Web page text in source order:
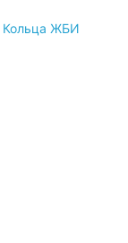
Кольца ЖБИ